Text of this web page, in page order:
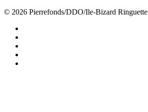
© 2026 Pierrefonds/DDO/Ile-Bizard